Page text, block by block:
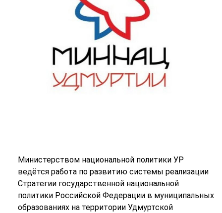
Министерством национальной политики УР
ведётся работа по развитию системы реализации
Стратегии государственной национальной
политики Российской Федерации в муниципальных
образованиях на территории Удмуртской